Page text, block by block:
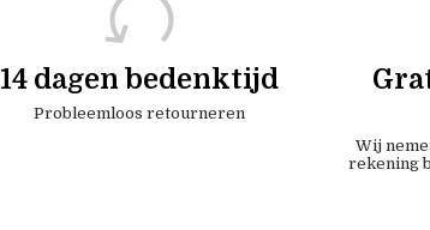
14 dagen bedenktijd
Probleemloos retourneren
Wij
rekening